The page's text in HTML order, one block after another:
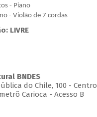
- Piano
- Violão de 7 cordas
LIVRE
BNDES
do Chile, 100 - Centro
Carioca - Acesso B